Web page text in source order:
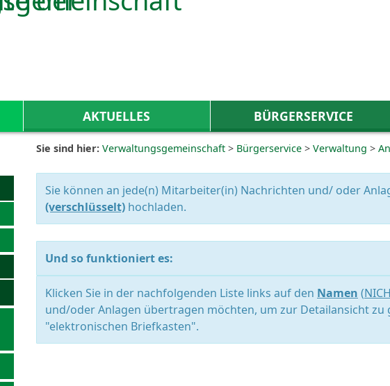
zur Startseitespringen.
AKTUELLES BÜRGERSERVICE
Sie sind hier: Verwaltungsgemeinschaft > Bürgerservice > Verwaltung >
Sie können an jede(n) Mitarbeiter(in) Nachrichten und/ oder
(verschlüsselt) hochladen.
Und so funktioniert es:
Klicken Sie in der nachfolgenden Liste links auf den Namen (
und/oder Anlagen übertragen möchten, um zur Detailansicht zu
"elektronischen Briefkasten".